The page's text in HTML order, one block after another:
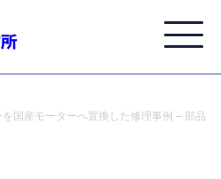
国産モーターへ置換した修理事例 – 部品